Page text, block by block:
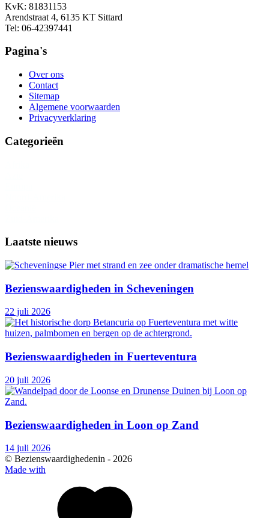
KvK: 81831153
Arendstraat 4, 6135 KT Sittard
Tel: 06-42397441
Pagina's
Over ons
Contact
Sitemap
Algemene voorwaarden
Privacyverklaring
Categorieën
Laatste nieuws
Bezienswaardigheden in Scheveningen
22 juli 2026
Bezienswaardigheden in Fuerteventura
20 juli 2026
Bezienswaardigheden in Loon op Zand
14 juli 2026
© Bezienswaardighedenin - 2026
Made with